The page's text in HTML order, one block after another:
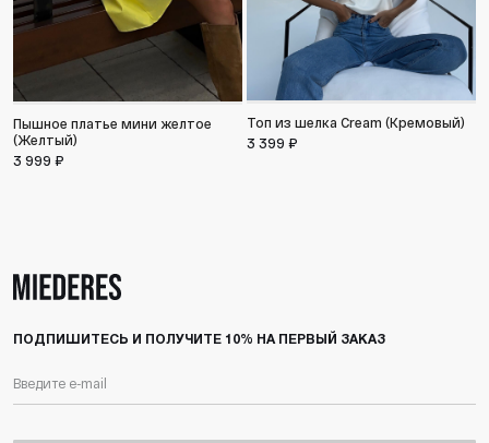
Пышное платье мини желтое
(Желтый)
3 999 ₽
Топ из шелка Cream (Кремовый)
3 399 ₽
ПОДПИШИТЕСЬ И ПОЛУЧИТЕ 10% НА ПЕРВЫЙ ЗАКАЗ